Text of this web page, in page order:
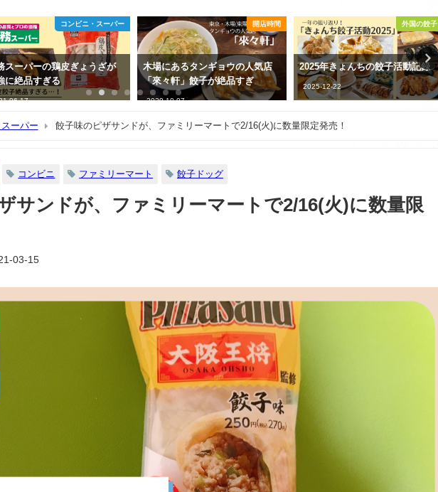
コンビニ・スーパー
スーパーの鶏皮ぎょうざが
に絶品すぎる
06-17
開店時間
木場にあるタンギョウの人気店
「來々軒」餃子が絶品すぎ
2020-10-07
外国の餃子
2025年きょんちの餃子活動記録
2025-12-22
ーパー 餃子味のピザサンドが、ファミリーマートで2/16(火)に数量限定発売！
コンビニ ファミリーマート 餃子ドッグ
サンドが、ファミリーマートで2/16(火)に数量限
03-15